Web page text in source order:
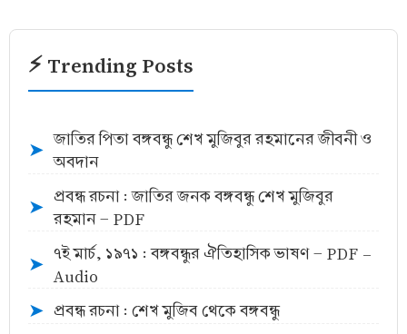
⚡ Trending Posts
➤
জাতির পিতা বঙ্গবন্ধু শেখ মুজিবুর রহমানের জীবনী ও
অবদান
➤
প্রবন্ধ রচনা : জাতির জনক বঙ্গবন্ধু শেখ মুজিবুর
রহমান - PDF
➤
৭ই মার্চ, ১৯৭১ : বঙ্গবন্ধুর ঐতিহাসিক ভাষণ - PDF -
Audio
➤ প্রবন্ধ রচনা : শেখ মুজিব থেকে বঙ্গবন্ধু